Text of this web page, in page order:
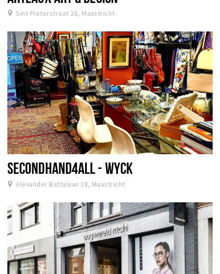
Sint Pieterstraat 28, Maastricht
SECONDHAND4ALL - WYCK
Alexander Battalaan 38, Maastricht